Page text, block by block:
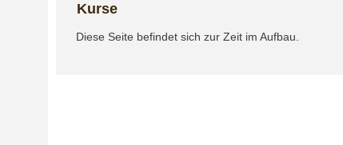
Kurse
Diese Seite befindet sich zur Zeit im Aufbau.